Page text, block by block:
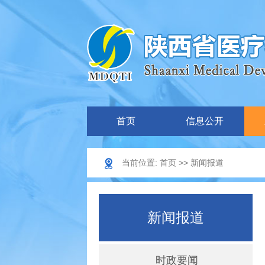
首页 信息公开
当前位置: 首页>> 新闻报道
新闻报道
时政要闻